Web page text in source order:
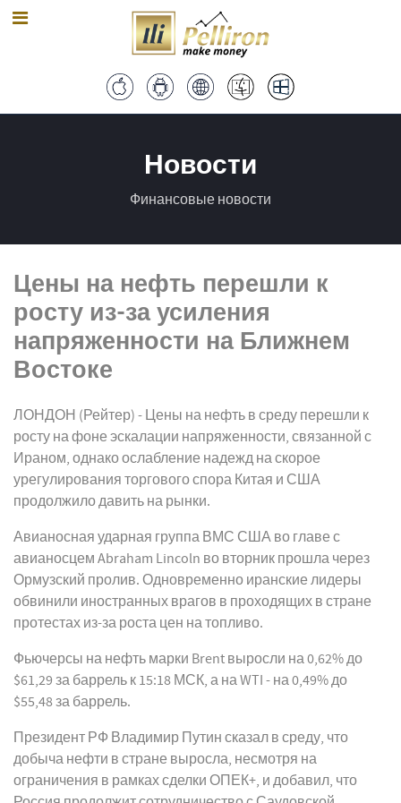
Новости
Финансовые новости
Цены на нефть перешли к
росту из-за усиления
напряженности на Ближнем
Востоке
ЛОНДОН (Рейтер) - Цены на нефть в среду перешли к
росту на фоне эскалации напряженности, связанной с
Ираном, однако ослабление надежд на скорое
урегулирования торгового спора Китая и США
продолжило давить на рынки.
Авианосная ударная группа ВМС США во главе с
авианосцем Abraham Lincoln во вторник прошла через
Ормузский пролив. Одновременно иранские лидеры
обвинили иностранных врагов в проходящих в стране
протестах из-за роста цен на топливо.
Фьючерсы на нефть марки Brent выросли на 0,62% до
$61,29 за баррель к 15:18 МСК, а на WTI - на 0,49% до
$55,48 за баррель.
Президент РФ Владимир Путин сказал в среду, что
добыча нефти в стране выросла, несмотря на
ограничения в рамках сделки ОПЕК+, и добавил, что